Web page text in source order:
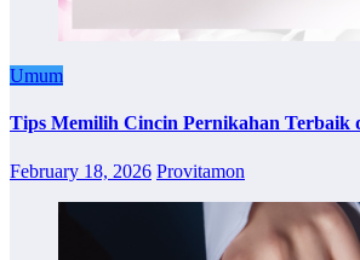
Umum
Tips Memilih Cincin Pernikahan Terbaik
February 18, 2026 Provitamon